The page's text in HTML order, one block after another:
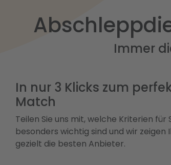
Immer
In nur 3 Klicks zum
Match
Teilen Sie uns mit, welche Kriterien für
besonders wichtig sind und wir zeigen
gezielt die besten Anbieter.